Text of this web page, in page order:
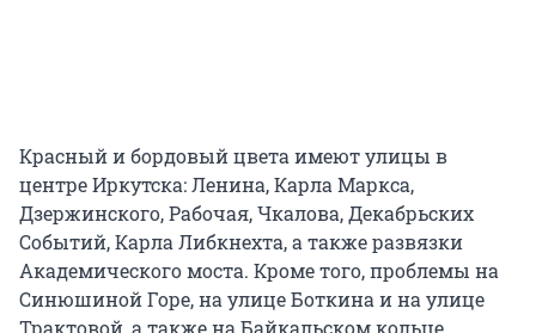
Красный и бордовый цвета имеют улицы в
центре Иркутска: Ленина, Карла Маркса,
Дзержинского, Рабочая, Чкалова, Декабрьских
Событий, Карла Либкнехта, а также развязки
Академического моста. Кроме того, проблемы на
Синюшиной Горе, на улице Боткина и на улице
Трактовой, а также на Байкальском кольце.